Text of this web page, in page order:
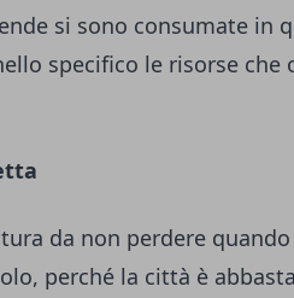
si sono consumate in
specifico le risorse
da non perdere
perché la città è